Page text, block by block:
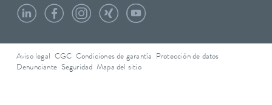
Aviso legal CGC Condiciones de garantía
Protección de datos
Denunciante Seguridad Mapa del sitio